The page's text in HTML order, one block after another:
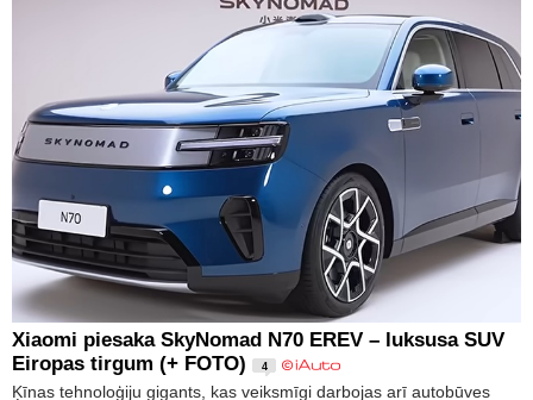
Xiaomi piesaka SkyNomad N70 EREV – luksusa SUV
Eiropas tirgum (+ FOTO)
4
Ķīnas tehnoloģiju gigants, kas veiksmīgi darbojas arī autobūves